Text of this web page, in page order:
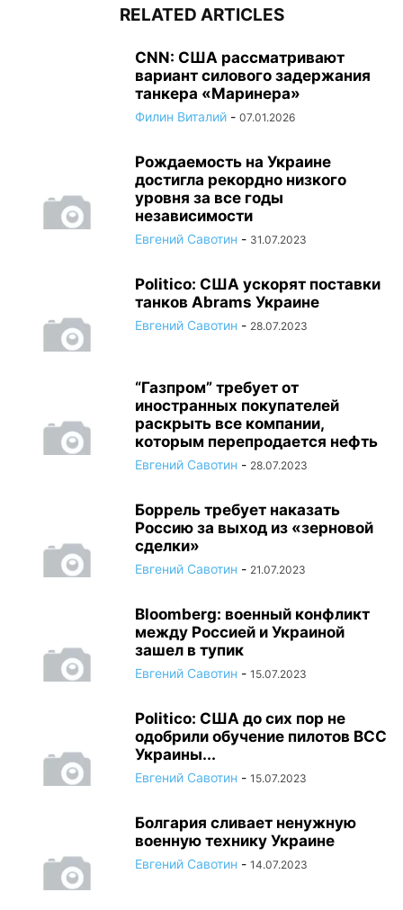
RELATED ARTICLES
CNN: США рассматривают
вариант силового задержания
танкера «Маринера»
Филин Виталий - 07.01.2026
Рождаемость на Украине
достигла рекордно низкого
уровня за все годы
независимости
Евгений Савотин - 31.07.2023
Politico: США ускорят поставки
танков Abrams Украине
Евгений Савотин - 28.07.2023
“Газпром” требует от
иностранных покупателей
раскрыть все компании,
которым перепродается нефть
Евгений Савотин - 28.07.2023
Боррель требует наказать
Россию за выход из «зерновой
сделки»
Евгений Савотин - 21.07.2023
Bloomberg: военный конфликт
между Россией и Украиной
зашел в тупик
Евгений Савотин - 15.07.2023
Politico: США до сих пор не
одобрили обучение пилотов ВСС
Украины...
Евгений Савотин - 15.07.2023
Болгария сливает ненужную
военную технику Украине
Евгений Савотин - 14.07.2023